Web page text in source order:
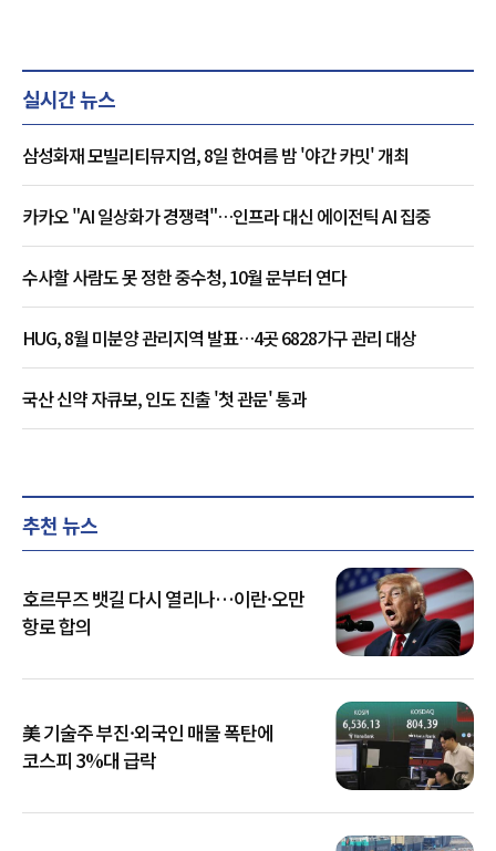
실시간 뉴스
삼성화재 모빌리티뮤지엄, 8일 한여름 밤 '야간 카밋' 개최
카카오 "AI 일상화가 경쟁력"…인프라 대신 에이전틱 AI 집중
수사할 사람도 못 정한 중수청, 10월 문부터 연다
HUG, 8월 미분양 관리지역 발표…4곳 6828가구 관리 대상
국산 신약 자큐보, 인도 진출 '첫 관문' 통과
추천 뉴스
호르무즈 뱃길 다시 열리나…이란·오만
항로 합의
美 기술주 부진·외국인 매물 폭탄에
코스피 3%대 급락